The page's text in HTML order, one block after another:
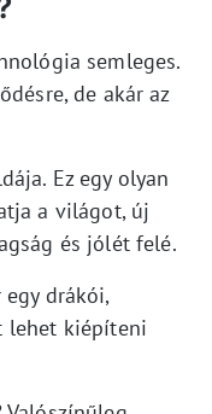
semleges.
de akár az
Ez egy olyan
a világot, új
és jólét felé.
egy drákói,
lehet kiépíteni